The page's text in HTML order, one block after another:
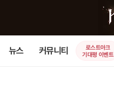
뉴스 커뮤니티
로스트아크
기대평 이벤트